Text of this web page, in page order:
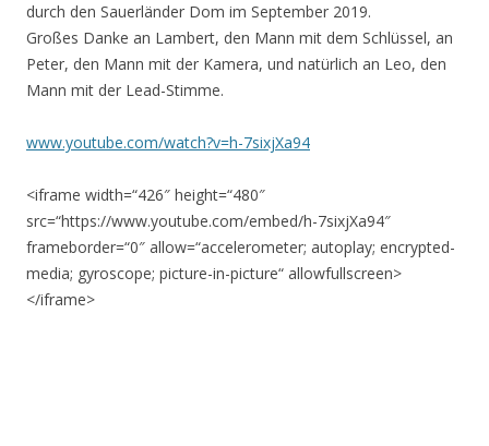
durch den Sauerländer Dom im September 2019.
Großes Danke an Lambert, den Mann mit dem Schlüssel, an
Peter, den Mann mit der Kamera, und natürlich an Leo, den
Mann mit der Lead-Stimme.
www.youtube.com/watch?v=h-7sixjXa94
<iframe width=“426″ height=“480″
src=“https://www.youtube.com/embed/h-7sixjXa94″
frameborder=“0″ allow=“accelerometer; autoplay; encrypted-
media; gyroscope; picture-in-picture“ allowfullscreen>
</iframe>